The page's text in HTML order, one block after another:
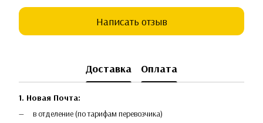
Написать отзыв
Доставка Оплата
1. Новая Почта:
в отделение (по тарифам перевозчика)